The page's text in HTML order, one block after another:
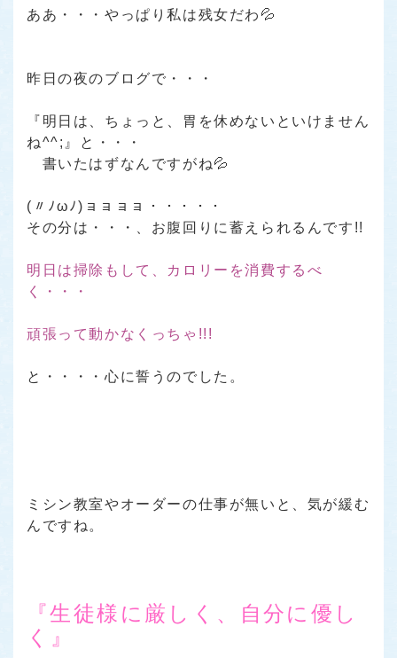
ああ・・・やっぱり私は残女だわ💦
昨日の夜のブログで・・・
『明日は、ちょっと、胃を休めないといけません
ね^^;』
と・・・
書いたはずなんですがね💦
(〃ﾉωﾉ)ョョョョ・・・・・
その分は・・・、お腹回りに蓄えられるんです!!
明日は掃除もして、カロリーを消費するべ
く・・・
頑張って動かなくっちゃ!!!
と・・・・心に誓うのでした。
ミシン教室やオーダーの仕事が無いと、 気が緩む
んですね。
『生徒様に厳しく、自分に優し
く』